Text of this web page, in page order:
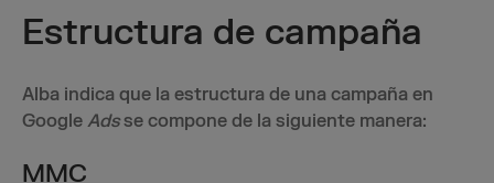
Estructura de campaña
Alba indica que la estructura de una campaña en
Google Adsse compone de la siguiente manera:
MMC